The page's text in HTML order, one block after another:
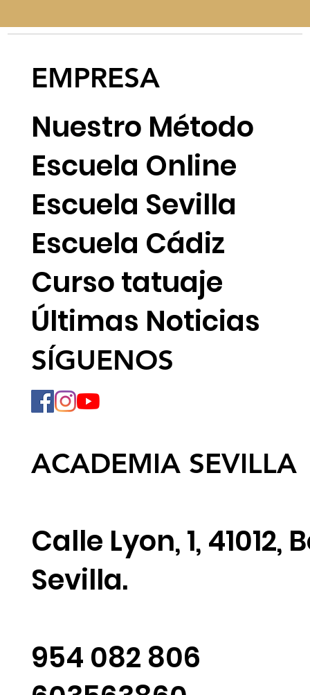
EMPRESA
Nuestro Método
Escuela Online
Escuela Sevilla
Escuela Cádiz
Curso tatuaje
Últimas Noticias
SÍGUENOS
ACADEMIA SEVILLA
Calle Lyon, 1, 41012,
Sevilla.
954 082 806